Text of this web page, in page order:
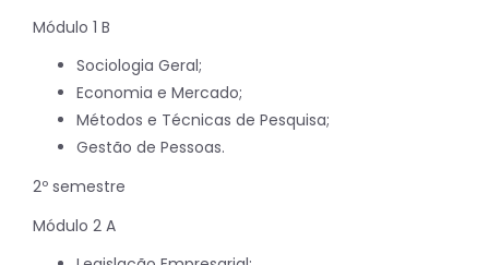
Módulo 1 B
Sociologia Geral;
Economia e Mercado;
Métodos e Técnicas de Pesquisa;
Gestão de Pessoas.
2º semestre
Módulo 2 A